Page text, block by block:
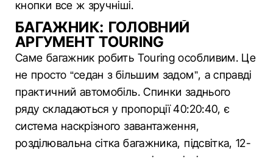
кнопки все ж зручніші.
БАГАЖНИК: ГОЛОВНИЙ
АРГУМЕНТ TOURING
Саме багажник робить Touring особливим. Це
не просто “седан з більшим задом”, а справді
практичний автомобіль. Спинки заднього
ряду складаються у пропорції 40:20:40, є
система наскрізного завантаження,
розділювальна сітка багажника, підсвітка, 12-